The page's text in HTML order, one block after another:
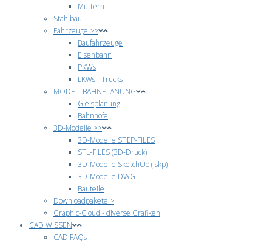
Muttern
Stahlbau
Fahrzeuge >>
Baufahrzeuge
Eisenbahn
PKWs
LKWs - Trucks
MODELLBAHNPLANUNG
Gleisplanung
Bahnhöfe
3D-Modelle >>
3D-Modelle STEP-FILES
STL-FILES (3D-Druck)
3D-Modelle SketchUp (.skp)
3D-Modelle DWG
Bauteile
Downloadpakete >
Graphic-Cloud - diverse Grafiken
CAD WISSEN
CAD FAQs